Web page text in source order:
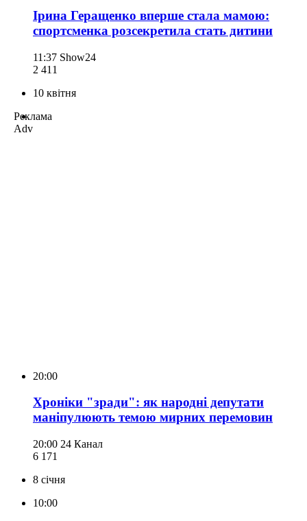
Ірина Геращенко вперше стала мамою:
спортсменка розсекретила стать дитини
11:37 Show24
2 411
10 квітня
Реклама
Adv
20:00
Хроніки "зради": як народні депутати
маніпулюють темою мирних перемовин
20:00 24 Канал
6 171
8 січня
10:00